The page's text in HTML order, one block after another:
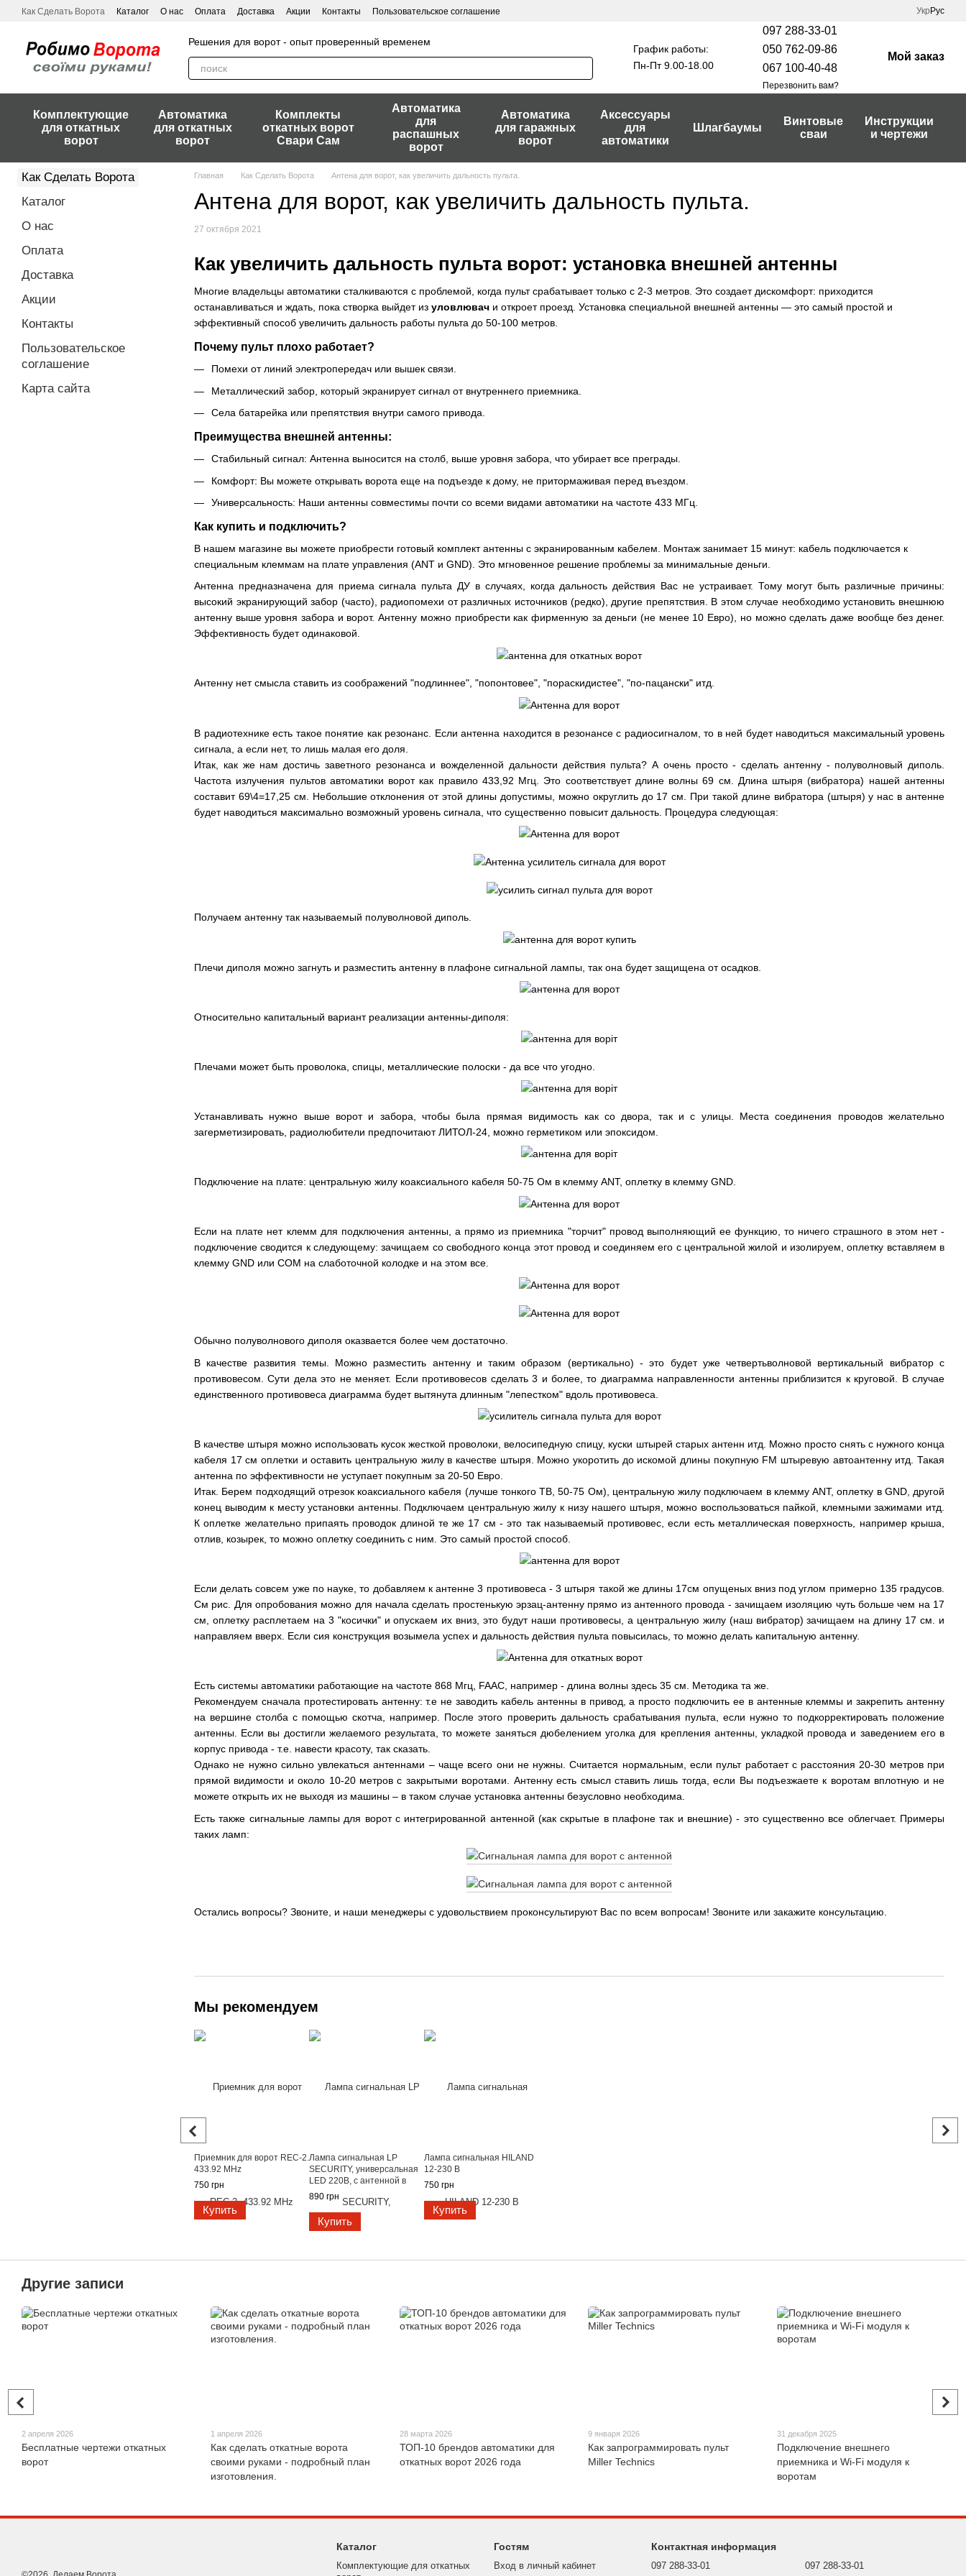
Перейти к основному контенту
Как Сделать Ворота Каталог О нас Оплата Доставка Акции Контакты Пользовательское соглашение Укр Рус
Решения для ворот - опыт проверенный временем
График работы:
Пн-Пт 9.00-18.00
097 288-33-01
050 762-09-86
067 100-40-48
Перезвонить вам?
Мой заказ
Комплектующие
для откатных
ворот
Автоматика
для откатных
ворот
Комплекты
откатных ворот
Свари Сам
Автоматика
для
распашных
ворот
Автоматика
для гаражных
ворот
Аксессуары
для
автоматики
Шлагбаумы
Винтовые
сваи
Инструкции
и чертежи
Главная Как Сделать Ворота Антена для ворот, как увеличить дальность пульта.
Антена для ворот, как увеличить дальность пульта.
27 октября 2021
Как увеличить дальность пульта ворот: установка внешней антенны
Многие владельцы автоматики сталкиваются с проблемой, когда пульт срабатывает только с 2-3 метров. Это создает дискомфорт: приходится
останавливаться и ждать, пока створка выйдет из уловлювач и откроет проезд. Установка специальной внешней антенны — это самый простой и
эффективный способ увеличить дальность работы пульта до 50-100 метров.
Почему пульт плохо работает?
Помехи от линий электропередач или вышек связи.
Металлический забор, который экранирует сигнал от внутреннего приемника.
Села батарейка или препятствия внутри самого привода.
Преимущества внешней антенны:
Стабильный сигнал: Антенна выносится на столб, выше уровня забора, что убирает все преграды.
Комфорт: Вы можете открывать ворота еще на подъезде к дому, не притормаживая перед въездом.
Универсальность: Наши антенны совместимы почти со всеми видами автоматики на частоте 433 МГц.
Как купить и подключить?
В нашем магазине вы можете приобрести готовый комплект антенны с экранированным кабелем. Монтаж занимает 15 минут: кабель подключается к
специальным клеммам на плате управления (ANT и GND). Это мгновенное решение проблемы за минимальные деньги.
Антенна предназначена для приема сигнала пульта ДУ в случаях, когда дальность действия Вас не устраивает. Тому могут быть различные причины:
высокий экранирующий забор (часто), радиопомехи от различных источников (редко), другие препятствия. В этом случае необходимо установить внешнюю
антенну выше уровня забора и ворот. Антенну можно приобрести как фирменную за деньги (не менее 10 Евро), но можно сделать даже вообще без денег.
Эффективность будет одинаковой.
Антенну нет смысла ставить из соображений "подлиннее", "попонтовее", "пораскидистее", "по-пацански" итд.
В радиотехнике есть такое понятие как резонанс. Если антенна находится в резонансе с радиосигналом, то в ней будет наводиться максимальный уровень
сигнала, а если нет, то лишь малая его доля.
Итак, как же нам достичь заветного резонанса и вожделенной дальности действия пульта? А очень просто - сделать антенну - полуволновый диполь.
Частота излучения пультов автоматики ворот как правило 433,92 Мгц. Это соответствует длине волны 69 см. Длина штыря (вибратора) нашей антенны
составит 69\4=17,25 см. Небольшие отклонения от этой длины допустимы, можно округлить до 17 см. При такой длине вибратора (штыря) у нас в антенне
будет наводиться максимально возможный уровень сигнала, что существенно повысит дальность. Процедура следующая:
Получаем антенну так называемый полуволновой диполь.
Плечи диполя можно загнуть и разместить антенну в плафоне сигнальной лампы, так она будет защищена от осадков.
Относительно капитальный вариант реализации антенны-диполя:
Плечами может быть проволока, спицы, металлические полоски - да все что угодно.
Устанавливать нужно выше ворот и забора, чтобы была прямая видимость как со двора, так и с улицы. Места соединения проводов желательно
загерметизировать, радиолюбители предпочитают ЛИТОЛ-24, можно герметиком или эпоксидом.
Подключение на плате: центральную жилу коаксиального кабеля 50-75 Ом в клемму ANT, оплетку в клемму GND.
Если на плате нет клемм для подключения антенны, а прямо из приемника "торчит" провод выполняющий ее функцию, то ничего страшного в этом нет -
подключение сводится к следующему: зачищаем со свободного конца этот провод и соединяем его с центральной жилой и изолируем, оплетку вставляем в
клемму GND или COM на слаботочной колодке и на этом все.
Обычно полуволнового диполя оказвается более чем достаточно.
В качестве развития темы. Можно разместить антенну и таким образом (вертикально) - это будет уже четвертьволновой вертикальный вибратор с
противовесом. Сути дела это не меняет. Если противовесов сделать 3 и более, то диаграмма направленности антенны приблизится к круговой. В случае
единственного противовеса диаграмма будет вытянута длинным "лепестком" вдоль противовеса.
В качестве штыря можно использовать кусок жесткой проволоки, велосипедную спицу, куски штырей старых антенн итд. Можно просто снять с нужного конца
кабеля 17 см оплетки и оставить центральную жилу в качестве штыря. Можно укоротить до искомой длины покупную FM штыревую автоантенну итд. Такая
антенна по эффективности не уступает покупным за 20-50 Евро.
Итак. Берем подходящий отрезок коаксиального кабеля (лучше тонкого ТВ, 50-75 Ом), центральную жилу подключаем в клемму ANT, оплетку в GND, другой
конец выводим к месту установки антенны. Подключаем центральную жилу к низу нашего штыря, можно воспользоваться пайкой, клемными зажимами итд.
К оплетке желательно припаять проводок длиной те же 17 см - это так называемый противовес, если есть металлическая поверхность, например крыша,
отлив, козырек, то можно оплетку соединить с ним. Это самый простой способ.
Если делать совсем уже по науке, то добавляем к антенне 3 противовеса - 3 штыря такой же длины 17см опущеных вниз под углом примерно 135 градусов.
См рис. Для опробования можно для начала сделать простенькую эрзац-антенну прямо из антенного провода - зачищаем изоляцию чуть больше чем на 17
см, оплетку расплетаем на 3 "косички" и опускаем их вниз, это будут наши противовесы, а центральную жилу (наш вибратор) зачищаем на длину 17 см. и
направляем вверх. Если сия конструкция возымела успех и дальность действия пульта повысилась, то можно делать капитальную антенну.
Есть системы автоматики работающие на частоте 868 Мгц, FAAC, например - длина волны здесь 35 см. Методика та же.
Рекомендуем сначала протестировать антенну: т.е не заводить кабель антенны в привод, а просто подключить ее в антенные клеммы и закрепить антенну
на вершине столба с помощью скотча, например. После этого проверить дальность срабатывания пульта, если нужно то подкорректировать положение
антенны. Если вы достигли желаемого результата, то можете заняться дюбелением уголка для крепления антенны, укладкой провода и заведением его в
корпус привода - т.е. навести красоту, так сказать.
Однако не нужно сильно увлекаться антеннами – чаще всего они не нужны. Считается нормальным, если пульт работает с расстояния 20-30 метров при
прямой видимости и около 10-20 метров с закрытыми воротами. Антенну есть смысл ставить лишь тогда, если Вы подъезжаете к воротам вплотную и не
можете открыть их не выходя из машины – в таком случае установка антенны безусловно необходима.
Есть также сигнальные лампы для ворот с интегрированной антенной (как скрытые в плафоне так и внешние) - это существенно все облегчает. Примеры
таких ламп:
Остались вопросы? Звоните, и наши менеджеры с удовольствием проконсультируют Вас по всем вопросам! Звоните или закажите консультацию.
Мы рекомендуем
Приемник для ворот REC-2.
433.92 MHz
750 грн
Купить
Лампа сигнальная LP
SECURITY, универсальная
LED 220В, с антенной в
плафоне.
890 грн
Купить
Лампа сигнальная HILAND
12-230 В
750 грн
Купить
Как Сделать Ворота
Каталог
О нас
Оплата
Доставка
Акции
Контакты
Пользовательское
соглашение
Карта сайта
Другие записи
2 апреля 2026
Бесплатные чертежи откатных
ворот
1 апреля 2026
Как сделать откатные ворота
своими руками - подробный план
изготовления.
28 марта 2026
ТОП-10 брендов автоматики для
откатных ворот 2026 года
9 января 2026
Как запрограммировать пульт
Miller Technics
31 декабря 2025
Подключение внешнего
приемника и Wi-Fi модуля к
воротам
Каталог
Комплектующие для откатных
Гостям
Вход в личный кабинет
Контактная информация
097 288-33-01 097 288-33-01